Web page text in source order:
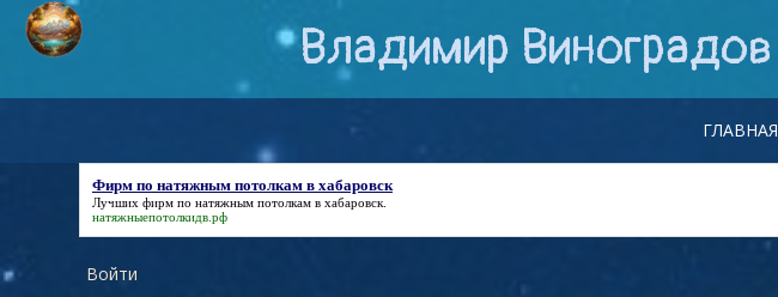
Владимир Виноградов
ГЛАВНАЯ
Фирм по натяжным потолкам в хабаровск
Лучших фирм по натяжным потолкам в хабаровск
натяжныепотолкидв.рф
Войти